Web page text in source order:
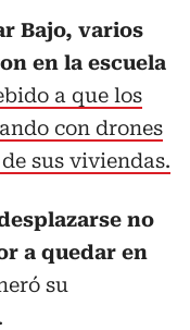
Bajo, varios
en la escuela
a que los
con drones
sus viviendas.
no
a quedar en
su